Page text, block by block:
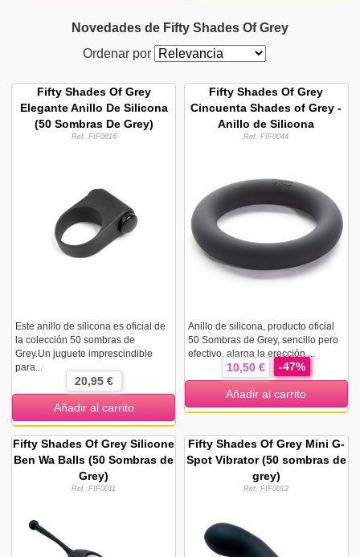
Novedades de Fifty Shades Of Grey
Ordenar por
Fifty Shades Of Grey
Elegante Anillo De Silicona
(50 Sombras De Grey)
Ref. FIF0016
Este anillo de silicona es oficial de
la colección 50 sombras de
Grey.Un juguete imprescindible
para...
20,95 €
Añadir al carrito
Fifty Shades Of Grey
Cincuenta Shades of Grey -
Anillo de Silicona
Ref. FIF0044
Anillo de silicona, producto oficial
50 Sombras de Grey, sencillo pero
efectivo, alarga la erección ...
10,50 € -47%
Añadir al carrito
Fifty Shades Of Grey Silicone
Ben Wa Balls (50 Sombras de
Grey)
Ref. FIF0011
Fifty Shades Of Grey Mini G-
Spot Vibrator (50 sombras de
grey)
Ref. FIF0012